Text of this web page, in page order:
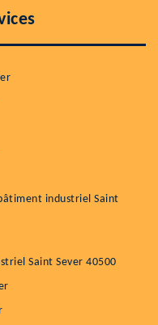
industriel Saint
Saint Sever 40500
préserver sa